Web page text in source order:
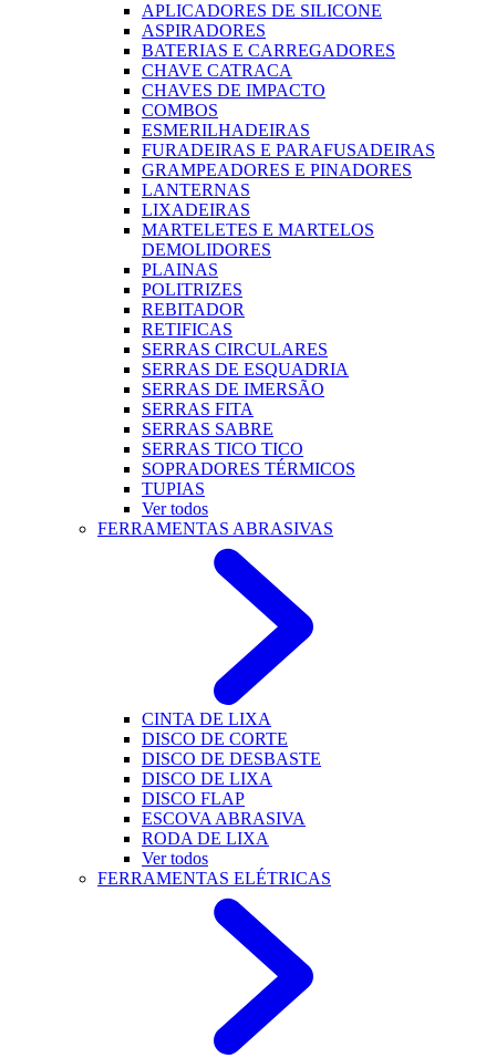
APLICADORES DE SILICONE
ASPIRADORES
BATERIAS E CARREGADORES
CHAVE CATRACA
CHAVES DE IMPACTO
COMBOS
ESMERILHADEIRAS
FURADEIRAS E PARAFUSADEIRAS
GRAMPEADORES E PINADORES
LANTERNAS
LIXADEIRAS
MARTELETES E MARTELOS
DEMOLIDORES
PLAINAS
POLITRIZES
REBITADOR
RETIFICAS
SERRAS CIRCULARES
SERRAS DE ESQUADRIA
SERRAS DE IMERSÃO
SERRAS FITA
SERRAS SABRE
SERRAS TICO TICO
SOPRADORES TÉRMICOS
TUPIAS
Ver todos
FERRAMENTAS ABRASIVAS
CINTA DE LIXA
DISCO DE CORTE
DISCO DE DESBASTE
DISCO DE LIXA
DISCO FLAP
ESCOVA ABRASIVA
RODA DE LIXA
Ver todos
FERRAMENTAS ELÉTRICAS